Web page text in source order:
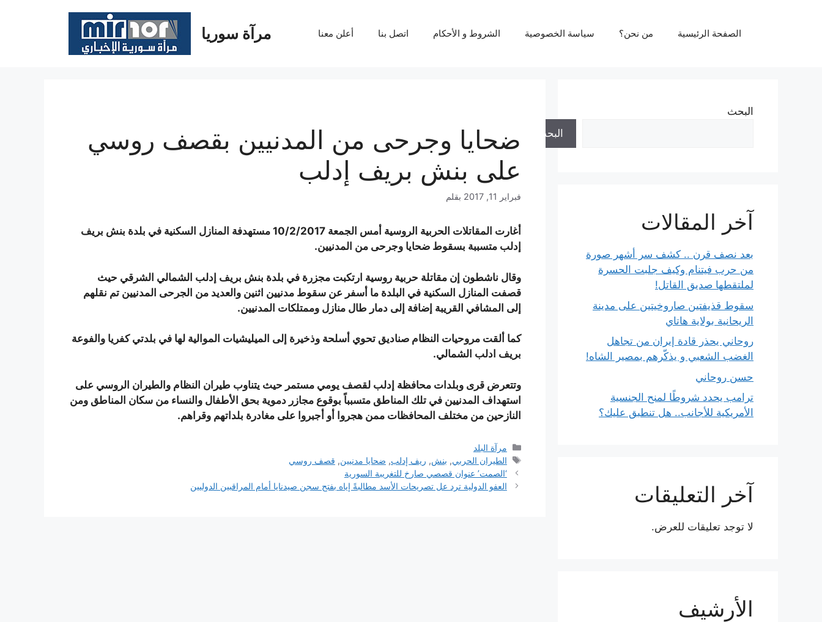
مرآة سوريا الصفحة الرئيسية من نحن؟ سياسة الخصوصية الشروط و الأحكام اتصل بنا أعلن معنا
ضحايا وجرحى من المدنيين بقصف روسي
على بنش بريف إدلب
فبراير 11, 2017 بقلم
أغارت المقاتلات الحربية الروسية أمس الجمعة 10/2/2017 مستهدفة المنازل السكنية في بلدة بنش بريف
إدلب متسببة بسقوط ضحايا وجرحى من المدنيين.
وقال ناشطون إن مقاتلة حربية روسية ارتكبت مجزرة في بلدة بنش بريف إدلب الشمالي الشرقي حيث
قصفت المنازل السكنية في البلدة ما أسفر عن سقوط مدنيين اثنين والعديد من الجرحى المدنيين تم نقلهم
إلى المشافي القريبة إضافة إلى دمار طال منازل وممتلكات المدنيين.
كما ألقت مروحيات النظام صناديق تحوي أسلحة وذخيرة إلى الميليشيات الموالية لها في بلدتي كفريا والفوعة
بريف ادلب الشمالي.
وتتعرض قرى وبلدات محافظة إدلب لقصف يومي مستمر حيث يتناوب طيران النظام والطيران الروسي على
استهداف المدنيين في تلك المناطق متسبباً بوقوع مجازر دموية بحق الأطفال والنساء من سكان المناطق ومن
النازحين من مختلف المحافظات ممن هجروا أو أجبروا على مغادرة بلداتهم وقراهم.
التصنيفات
مرآة البلد
الوسوم
الطيران الحربي, بنش, ريف إدلب, ضحايا مدنيين, قصف روسي
‘الصمت’ عنوان قصصي صارخ للتغريبة السورية
العفو الدولية ترد عل تصريحات الأسد مطالبةً إياه بفتح سجن صيدنايا أمام المراقبين الدوليين
البحث
البحث
آخر المقالات
بعد نصف قرن .. كشف سر أشهر صورة
من حرب فيتنام وكيف جلبت الحسرة
لملتقطها صديق القاتل!
سقوط قذيفتين صاروخيتين على مدينة
الريحانية بولاية هاتاي
روحاني يحذر قادة إيران من تجاهل
الغضب الشعبي و يذكّرهم بمصير الشاه!
حسن روحاني
ترامب يحدد شروطًا لمنح الجنسية
الأمريكية للأجانب.. هل تنطبق عليك؟
آخر التعليقات
لا توجد تعليقات للعرض.
الأرشيف